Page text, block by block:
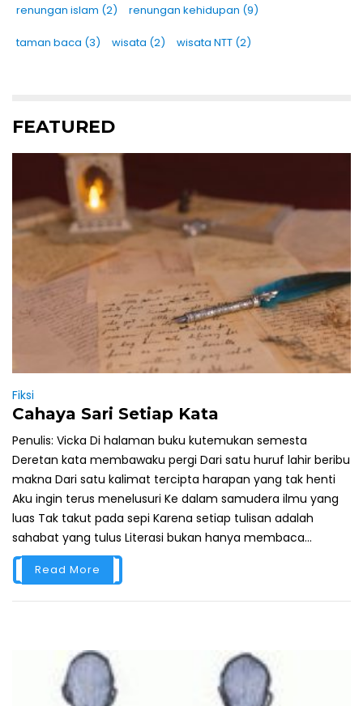
renungan islam (2) renungan kehidupan (9)
taman baca (3) wisata (2) wisata NTT (2)
FEATURED
Fiksi
Cahaya Sari Setiap Kata
Penulis: Vicka Di halaman buku kutemukan semesta
Deretan kata membawaku pergi Dari satu huruf lahir beribu
makna Dari satu kalimat tercipta harapan yang tak henti
Aku ingin terus menelusuri Ke dalam samudera ilmu yang
luas Tak takut pada sepi Karena setiap tulisan adalah
sahabat yang tulus Literasi bukan hanya membaca...
Read More